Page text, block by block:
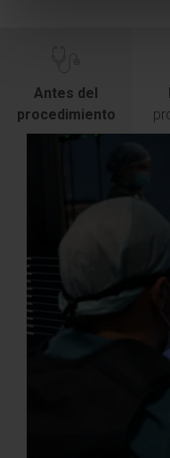
Antes del
procedimiento